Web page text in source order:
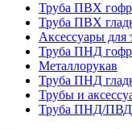
Труба ПВХ
Труба ПВХ
Аксессуары для
Труба ПНД
Металлорукав
Труба ПНД
Трубы и
Труба ПНД/ПВД